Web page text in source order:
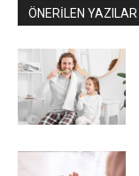
ÖNERİLEN YAZILAR